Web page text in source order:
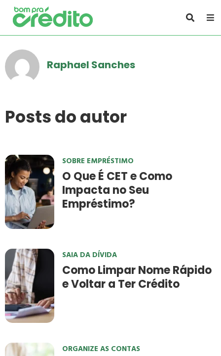
Raphael Sanches
Posts do autor
SOBRE EMPRÉSTIMO
O Que É CET e Como
Impacta no Seu
Empréstimo?
SAIA DA DÍVIDA
Como Limpar Nome Rápido
e Voltar a Ter Crédito
ORGANIZE AS CONTAS